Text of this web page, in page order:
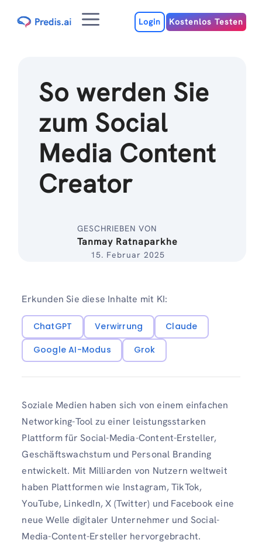
Inhalt
MenuLogin Kostenlos Testen
So werden Sie
zum Social
Media Content
Creator
GESCHRIEBEN VON
Tanmay Ratnaparkhe
15. Februar 2025
Erkunden Sie diese Inhalte mit KI:
ChatGPT Verwirrung
Claude
Google AI-Modus
Grok
Soziale Medien haben sich von einem einfachen
Networking-Tool zu einer leistungsstarken
Plattform für Social-Media-Content-Ersteller,
Geschäftswachstum und Personal Branding
entwickelt. Mit Milliarden von Nutzern weltweit
haben Plattformen wie Instagram, TikTok,
YouTube, LinkedIn, X (Twitter) und Facebook eine
neue Welle digitaler Unternehmer und Social-
Media-Content-Ersteller hervorgebracht.